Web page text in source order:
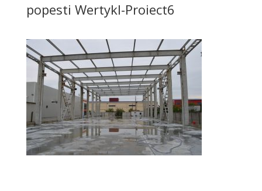
popesti Wertykl-Proiect6